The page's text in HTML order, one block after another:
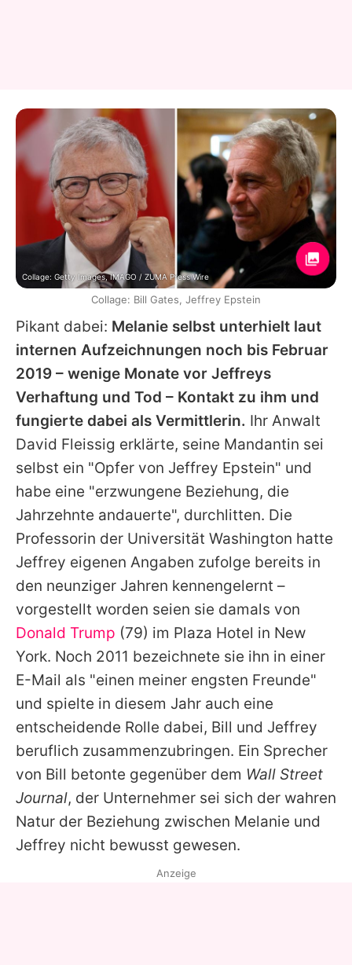
Pikant dabei: Melanie selbst unterhielt laut
internen Aufzeichnungen noch bis Februar
2019 – wenige Monate vor Jeffreys
Verhaftung und Tod – Kontakt zu ihm und
fungierte dabei als Vermittlerin. Ihr Anwalt
David Fleissig erklärte, seine Mandantin sei
selbst ein "Opfer von Jeffrey Epstein" und
habe eine "erzwungene Beziehung, die
Jahrzehnte andauerte", durchlitten. Die
Professorin der Universität Washington hatte
Jeffrey eigenen Angaben zufolge bereits in
den neunziger Jahren kennengelernt –
vorgestellt worden seien sie damals von
Donald Trump (79) im Plaza Hotel in New
York. Noch 2011 bezeichnete sie ihn in einer
E-Mail als "einen meiner engsten Freunde"
und spielte in diesem Jahr auch eine
entscheidende Rolle dabei, Bill und Jeffrey
beruflich zusammenzubringen. Ein Sprecher
von Bill betonte gegenüber dem Wall Street
Journal, der Unternehmer sei sich der wahren
Natur der Beziehung zwischen Melanie und
Jeffrey nicht bewusst gewesen.
Collage: Getty Images, IMAGO / ZUMA Press Wire
Collage: Bill Gates, Jeffrey Epstein
Anzeige